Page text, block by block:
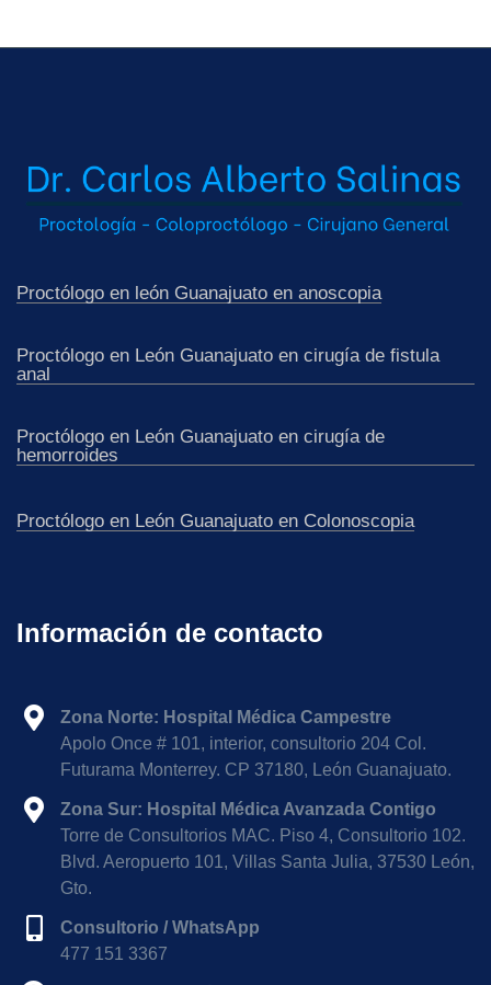
Proctólogo en león Guanajuato en anoscopia
Proctólogo en León Guanajuato en cirugía de fistula
anal
Proctólogo en León Guanajuato en cirugía de
hemorroides
Proctólogo en León Guanajuato en Colonoscopia
Proctólogo en León Guanajuato en manometría
Proctólogo en León Guanajuato en rectosigmoidoscopia
Proctólogo en León Guanajuato en ultrasonido perianal
Proctólogo en León Guanajuato cerca de la Casa
Blanca
Proctólogo en León Guanajuato cerca de España
Información de contacto
Zona Norte: Hospital Médica Campestre
Apolo Once # 101, interior, consultorio 204 Col.
Futurama Monterrey. CP 37180, León Guanajuato.
Zona Sur: Hospital Médica Avanzada Contigo
Torre de Consultorios MAC. Piso 4, Consultorio 102.
Blvd. Aeropuerto 101, Villas Santa Julia, 37530 León,
Gto.
Consultorio / WhatsApp
477 151 3367